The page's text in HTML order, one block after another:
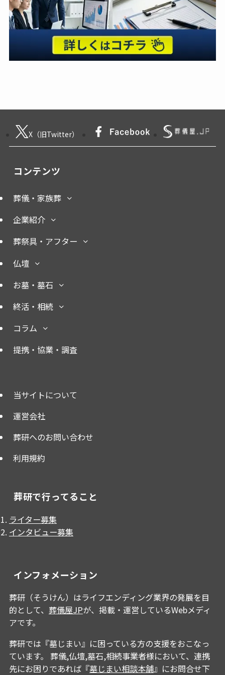
X（旧Twitter）
コンテンツ
葬儀・家族葬
企業紹介
葬祭具・アフター
仏壇
お墓・墓石
終活・相続
コラム
提携・協業・調査
当サイトについて
運営会社
葬研へのお問い合わせ
利用規約
葬研で行ってること
ライター募集
インタビュー募集
インフォメーション
葬研（そうけん）はライフエンディング業界の発展を目
的として、 葬儀屋JPが、掲載・運営しているWebメディ
アです。
葬研では『墓じまい』に困っている方の支援をおこなっ
ています。 葬儀,仏壇,墓石,相続事業者様において、連携
先にお困りであれば『墓じまい相談本舗』にお問合せ下